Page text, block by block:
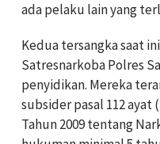
ada pelaku lain yang
Kedua tersangka saat
Satresnarkoba Polres
penyidikan. Mereka
subsider pasal 112 ayat
Tahun 2009 tentang